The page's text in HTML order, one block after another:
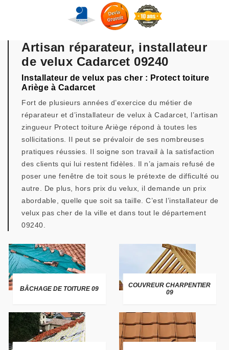
Artisan réparateur, installateur
de velux Cadarcet 09240
Installateur de velux pas cher : Protect toiture
Ariège à Cadarcet
Fort de plusieurs années d’exercice du métier de
réparateur et d’installateur de velux à Cadarcet, l’artisan
zingueur Protect toiture Ariège répond à toutes les
sollicitations. Il peut se prévaloir de ses nombreuses
pratiques réussies. Il soigne son travail à la satisfaction
des clients qui lui restent fidèles. Il n’a jamais refusé de
poser une fenêtre de toit sous le prétexte de difficulté ou
autre. De plus, hors prix du velux, il demande un prix
abordable, quelle que soit sa taille. C’est l’installateur de
velux pas cher de la ville et dans tout le département
09240.
BÂCHAGE DE TOITURE 09
COUVREUR CHARPENTIER
09